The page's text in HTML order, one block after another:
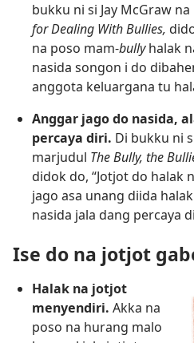
bukku ni si Jay McGraw
for Dealing With Bullies,
na poso mam-bullyhalak
nasida songon i do
anggota keluargana tu
Anggar jago do nasida,
percaya diri. Di bukku ni
marjudul The Bully, the
didok do, “Jotjot do halak
jago asa unang diida
nasida jala dang percaya
Ise do na jotjot
Halak na jotjot
menyendiri. Akka na
poso na hurang malo